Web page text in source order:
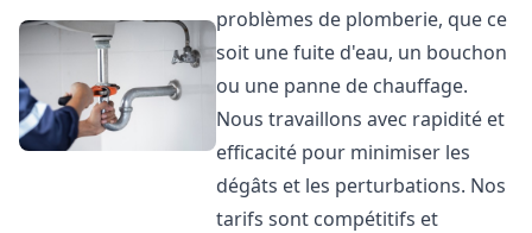
problèmes de plomberie, que ce
soit une fuite d'eau, un bouchon
ou une panne de chauffage.
Nous travaillons avec rapidité et
efficacité pour minimiser les
dégâts et les perturbations. Nos
tarifs sont compétitifs et